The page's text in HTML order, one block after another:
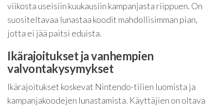
viikosta useisiin kuukausiin kampanjasta riippuen. On
suositeltavaa lunastaa koodit mahdollisimman pian,
jotta ei jää paitsi eduista.
Ikärajoitukset ja vanhempien
valvontakysymykset
Ikärajoitukset koskevat Nintendo-tilien luomista ja
kampanjakoodejen lunastamista. Käyttäjien on oltava